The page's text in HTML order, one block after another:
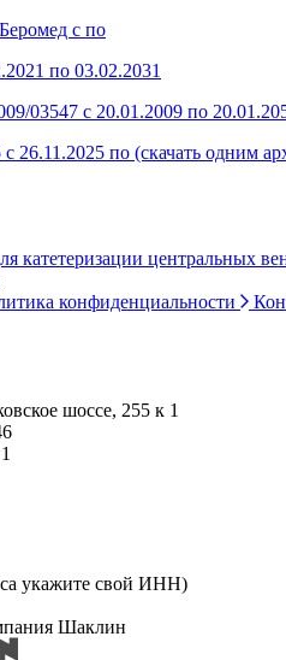
с по
по 03.02.2031
03547 с 20.01.2009 по
26.11.2025 по (скачать одним
катетеризации центральных
конфиденциальности
шоссе, 255 к 1
укажите свой ИНН)
Шаклин